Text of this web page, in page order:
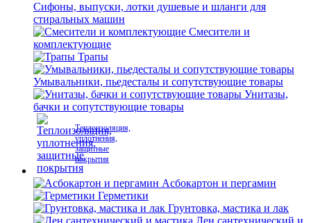
Сифоны, выпуски, лотки душевые и шланги для
стиральных машин
Смесители и
комплектующие
Трапы
Умывальники, пьедесталы и сопутствующие товары
Унитазы,
бачки и сопутствующие товары
Теплоизоляция,
уплотнения,
защитные
покрытия
Асбокартон и пергамин
Герметики
Грунтовка, мастика и лак
Лен сантехнический и